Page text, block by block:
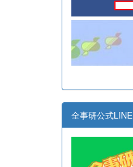
全事研公式LINE